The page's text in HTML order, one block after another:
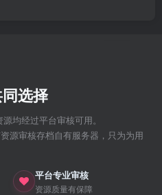
选择
均经过平台审核可用。
源审核存档自有服务器，只为为用
平台专业审核
资源质量有保障